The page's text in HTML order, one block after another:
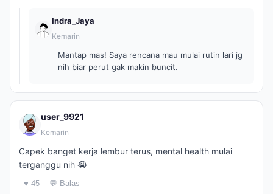
Indra_Jaya
Kemarin
Mantap mas! Saya rencana mau mulai rutin lari jg
nih biar perut gak makin buncit.
user_9921
Kemarin
Capek banget kerja lembur terus, mental health mulai
terganggu nih 😭
♥ 45 💬 Balas